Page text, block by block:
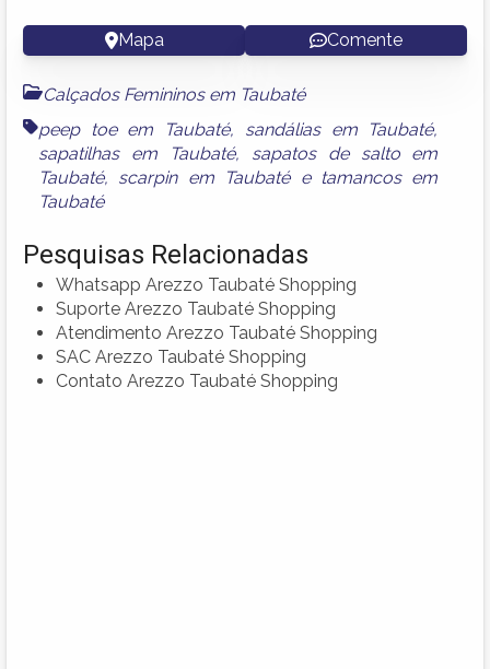
Mapa Comente
Calçados Femininos em Taubaté
peep toe em Taubaté, sandálias em Taubaté,
sapatilhas em Taubaté, sapatos de salto em
Taubaté, scarpin em Taubatée tamancos em
Taubaté
Pesquisas Relacionadas
Whatsapp Arezzo Taubaté Shopping
Suporte Arezzo Taubaté Shopping
Atendimento Arezzo Taubaté Shopping
SAC Arezzo Taubaté Shopping
Contato Arezzo Taubaté Shopping